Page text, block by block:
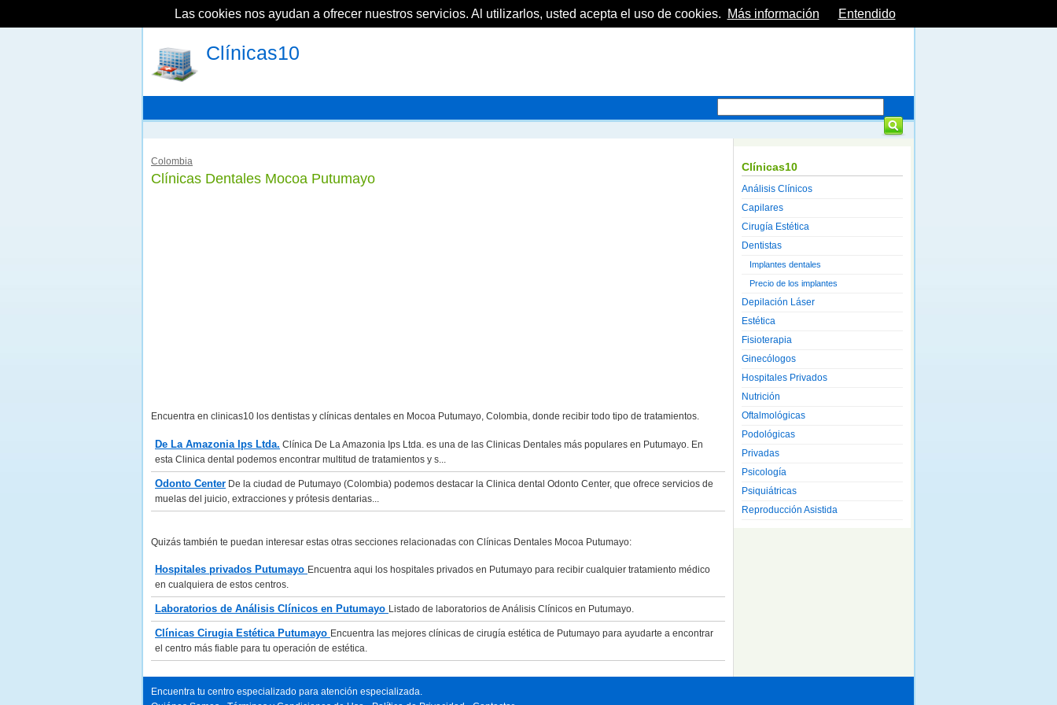
Clínicas10
Colombia
Clínicas Dentales Mocoa Putumayo
Encuentra en clinicas10 los dentistas y clínicas dentales en Mocoa Putumayo, Colombia, donde recibir todo tipo de tratamientos.
De La Amazonia Ips Ltda. Clínica De La Amazonia Ips Ltda. es una de las Clinicas Dentales más populares en Putumayo. En
esta Clinica dental podemos encontrar multitud de tratamientos y s...
Odonto Center De la ciudad de Putumayo (Colombia) podemos destacar la Clinica dental Odonto Center, que ofrece servicios de
muelas del juicio, extracciones y prótesis dentarias...
Quizás también te puedan interesar estas otras secciones relacionadas con Clínicas Dentales Mocoa Putumayo:
Hospitales privados Putumayo Encuentra aqui los hospitales privados en Putumayo para recibir cualquier tratamiento médico
en cualquiera de estos centros.
Laboratorios de Análisis Clínicos en Putumayo Listado de laboratorios de Análisis Clínicos en Putumayo.
Clínicas Cirugia Estética Putumayo Encuentra las mejores clínicas de cirugía estética de Putumayo para ayudarte a encontrar
el centro más fiable para tu operación de estética.
Clínicas10
Análisis Clínicos
Capilares
Cirugía Estética
Dentistas
Implantes dentales
Precio de los implantes
Depilación Láser
Estética
Fisioterapia
Ginecólogos
Hospitales Privados
Nutrición
Oftalmológicas
Podológicas
Privadas
Psicología
Psiquiátricas
Reproducción Asistida
Encuentra tu centro especializado para atención especializada.
Las cookies nos ayudan a ofrecer nuestros servicios. Al utilizarlos, usted acepta el uso de cookies. Más información Entendido